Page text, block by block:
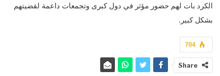
الكرد بات لهم حضور مؤثر في دول كبرى وتجمعات داعمة لقضيتهم
بشكل كبير.
704
Share